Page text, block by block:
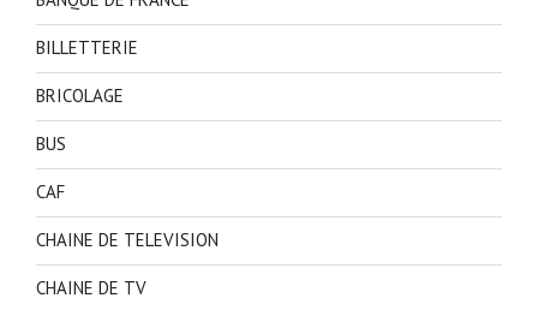
BILLETTERIE
BRICOLAGE
BUS
CAF
CHAINE DE TELEVISION
CHAINE DE TV